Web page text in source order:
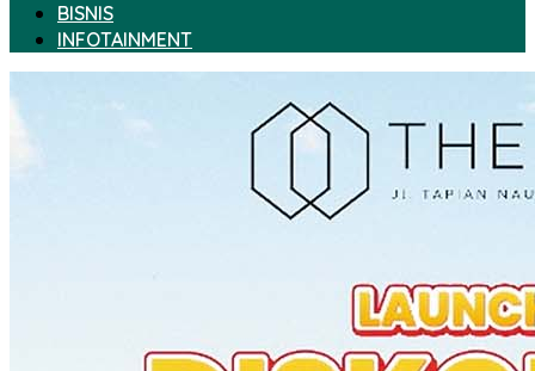
BISNIS
INFOTAINMENT